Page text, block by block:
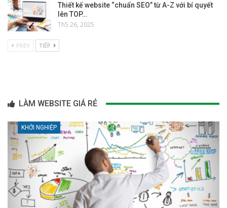
Thiết kế website “chuẩn SEO” từ A-Z với bí quyết
lên TOP…
Th5 26, 2025
PREV TIẾP
LÀM WEBSITE GIÁ RẺ
KHỞI NGHIỆP